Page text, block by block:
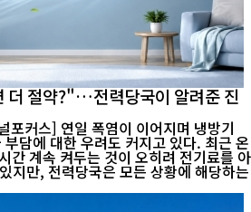
더 절약?"…전력당국이 알려준 진
담에 대한 우려도 커지고 있다. 최근 온
간 계속 켜두는 것이 오히려 전기료를 아
지만, 전력당국은 모든 상황에 해당하는